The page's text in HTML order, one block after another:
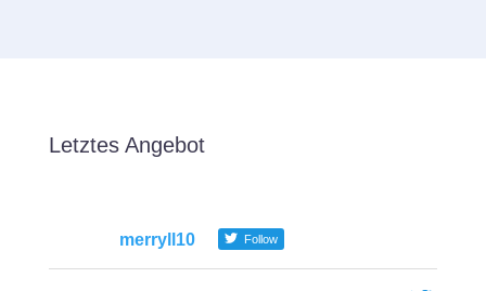
Letztes Angebot
merryll10 Follow